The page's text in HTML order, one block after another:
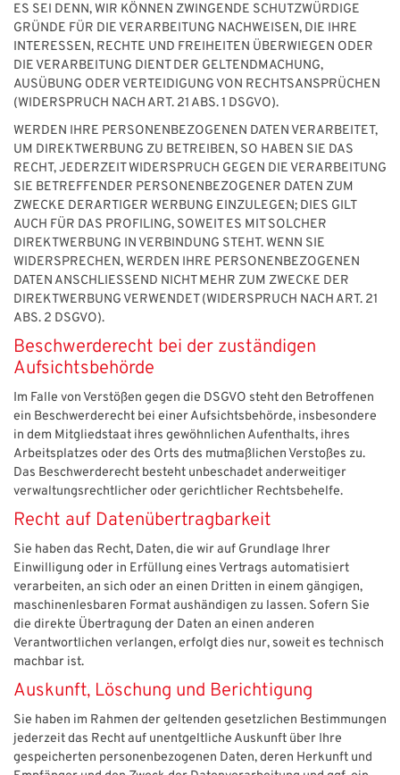
ES SEI DENN, WIR KÖNNEN ZWINGENDE SCHUTZWÜRDIGE
GRÜNDE FÜR DIE VERARBEITUNG NACHWEISEN, DIE IHRE
INTERESSEN, RECHTE UND FREIHEITEN ÜBERWIEGEN ODER
DIE VERARBEITUNG DIENT DER GELTENDMACHUNG,
AUSÜBUNG ODER VERTEIDIGUNG VON RECHTSANSPRÜCHEN
(WIDERSPRUCH NACH ART. 21 ABS. 1 DSGVO).
WERDEN IHRE PERSONENBEZOGENEN DATEN VERARBEITET,
UM DIREKTWERBUNG ZU BETREIBEN, SO HABEN SIE DAS
RECHT, JEDERZEIT WIDERSPRUCH GEGEN DIE VERARBEITUNG
SIE BETREFFENDER PERSONENBEZOGENER DATEN ZUM
ZWECKE DERARTIGER WERBUNG EINZULEGEN; DIES GILT
AUCH FÜR DAS PROFILING, SOWEIT ES MIT SOLCHER
DIREKTWERBUNG IN VERBINDUNG STEHT. WENN SIE
WIDERSPRECHEN, WERDEN IHRE PERSONENBEZOGENEN
DATEN ANSCHLIESSEND NICHT MEHR ZUM ZWECKE DER
DIREKTWERBUNG VERWENDET (WIDERSPRUCH NACH ART. 21
ABS. 2 DSGVO).
Beschwerde­recht bei der zuständigen
Aufsichts­behörde
Im Falle von Verstößen gegen die DSGVO steht den Betroffenen
ein Beschwerderecht bei einer Aufsichtsbehörde, insbesondere
in dem Mitgliedstaat ihres gewöhnlichen Aufenthalts, ihres
Arbeitsplatzes oder des Orts des mutmaßlichen Verstoßes zu.
Das Beschwerderecht besteht unbeschadet anderweitiger
verwaltungsrechtlicher oder gerichtlicher Rechtsbehelfe.
Recht auf Daten­übertrag­barkeit
Sie haben das Recht, Daten, die wir auf Grundlage Ihrer
Einwilligung oder in Erfüllung eines Vertrags automatisiert
verarbeiten, an sich oder an einen Dritten in einem gängigen,
maschinenlesbaren Format aushändigen zu lassen. Sofern Sie
die direkte Übertragung der Daten an einen anderen
Verantwortlichen verlangen, erfolgt dies nur, soweit es technisch
machbar ist.
Auskunft, Löschung und Berichtigung
Sie haben im Rahmen der geltenden gesetzlichen Bestimmungen
jederzeit das Recht auf unentgeltliche Auskunft über Ihre
gespeicherten personenbezogenen Daten, deren Herkunft und